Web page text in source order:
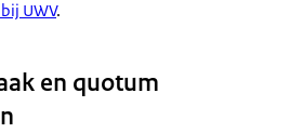
UWV.
en quotum